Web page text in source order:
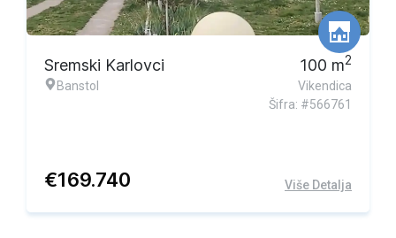
Ekskluzivna ponuda
Sremski Karlovci
Banstol
100 m2
Vikendica
Šifra: #566761
€169.740 Više Detalja